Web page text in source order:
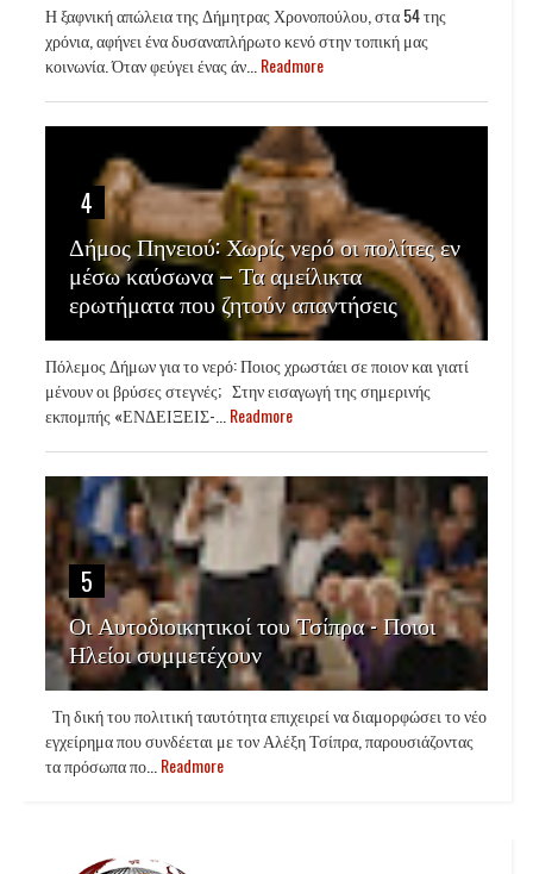
Η ξαφνική απώλεια της Δήμητρας Χρονοπούλου, στα 54 της
χρόνια, αφήνει ένα δυσαναπλήρωτο κενό στην τοπική μας
κοινωνία. Όταν φεύγει ένας άν... Readmore
4
Δήμος Πηνειού: Χωρίς νερό οι πολίτες εν
μέσω καύσωνα – Τα αμείλικτα
ερωτήματα που ζητούν απαντήσεις
Πόλεμος Δήμων για το νερό: Ποιος χρωστάει σε ποιον και γιατί
μένουν οι βρύσες στεγνές; Στην εισαγωγή της σημερινής
εκπομπής «ΕΝΔΕΙΞΕΙΣ-... Readmore
5
Οι Αυτοδιοικητικοί του Τσίπρα - Ποιοι
Ηλείοι συμμετέχουν
Τη δική του πολιτική ταυτότητα επιχειρεί να διαμορφώσει το νέο
εγχείρημα που συνδέεται με τον Αλέξη Τσίπρα, παρουσιάζοντας
τα πρόσωπα πο... Readmore